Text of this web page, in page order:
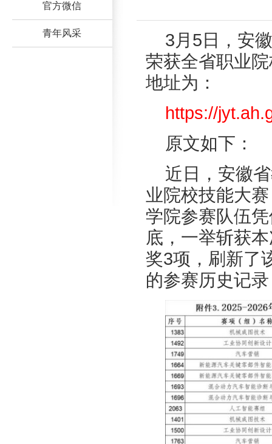
官方微信
青年风采
3月5日，安
荣获全省职业
地址为：
https://
原文如下：
近日，安徽
业院校技能大
学院参赛队伍
底，一举斩获
奖3项，刷新了
的参赛历史记